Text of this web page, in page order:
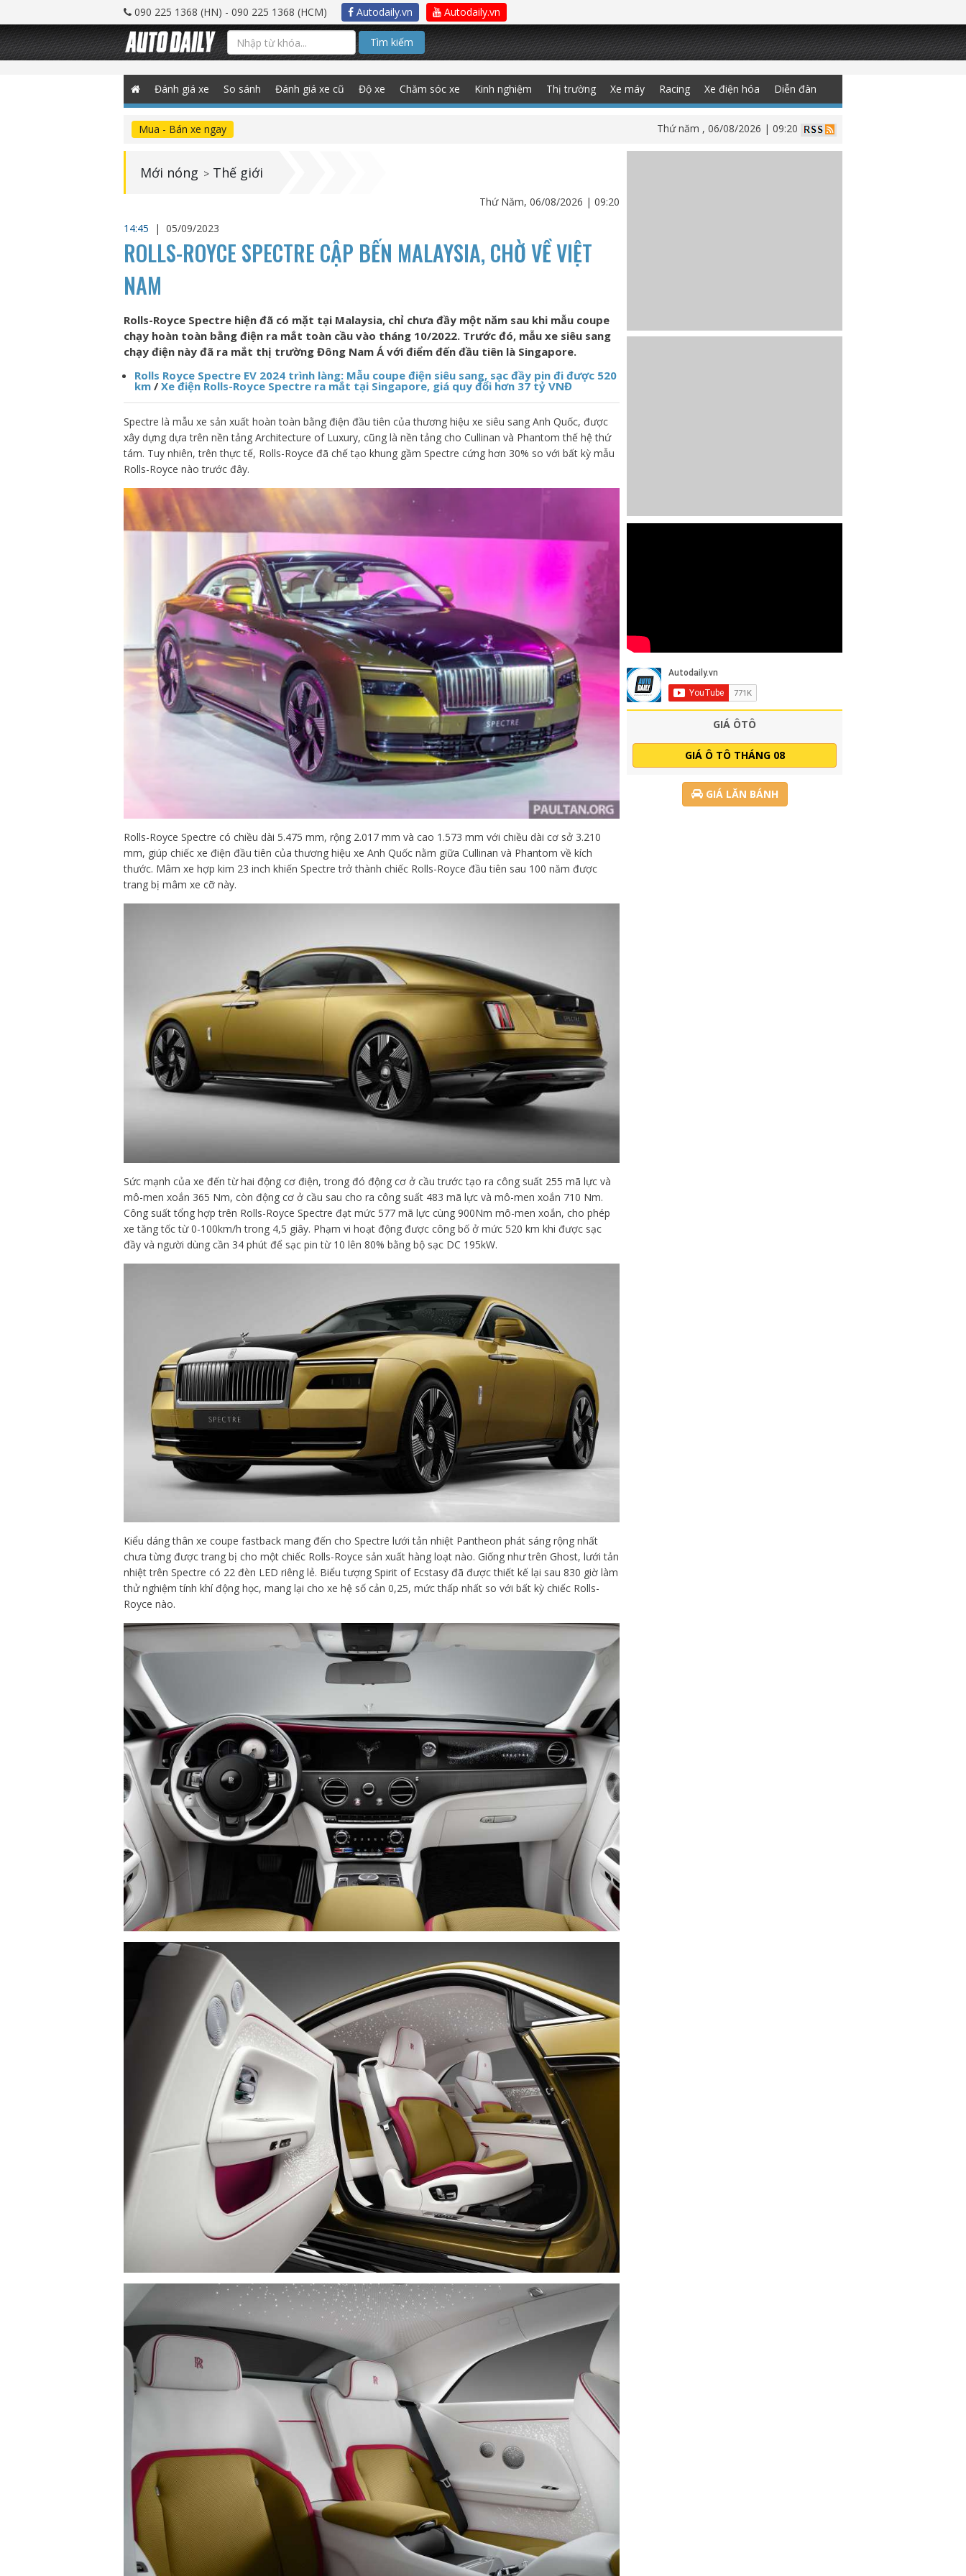
090 225 1368 (HN) - 090 225 1368 (HCM) Autodaily.vn Autodaily.vn
Tìm kiếm
Đánh giá xe So sánh Đánh giá xe cũ Độ xe Chăm sóc xe Kinh nghiệm Thị trường Xe máy Racing Xe điện hóa Diễn đàn
Mua - Bán xe ngay Thứ năm , 06/08/2026 | 09:20
Mới nóng > Thế giới
Thứ Năm, 06/08/2026 | 09:20
14:45
| 05/09/2023
ROLLS-ROYCE SPECTRE CẬP BẾN MALAYSIA, CHỜ VỀ VIỆT
NAM
Rolls-Royce Spectre hiện đã có mặt tại Malaysia, chỉ chưa đầy một năm sau khi mẫu coupe
chạy hoàn toàn bằng điện ra mắt toàn cầu vào tháng 10/2022. Trước đó, mẫu xe siêu sang
chạy điện này đã ra mắt thị trường Đông Nam Á với điểm đến đầu tiên là Singapore.
Rolls Royce Spectre EV 2024 trình làng: Mẫu coupe điện siêu sang, sạc đầy pin đi được 520
km / Xe điện Rolls-Royce Spectre ra mắt tại Singapore, giá quy đổi hơn 37 tỷ VNĐ
Spectre là mẫu xe sản xuất hoàn toàn bằng điện đầu tiên của thương hiệu xe siêu sang Anh Quốc, được
xây dựng dựa trên nền tảng Architecture of Luxury, cũng là nền tảng cho Cullinan và Phantom thế hệ thứ
tám. Tuy nhiên, trên thực tế, Rolls-Royce đã chế tạo khung gầm Spectre cứng hơn 30% so với bất kỳ mẫu
Rolls-Royce nào trước đây.
Rolls-Royce Spectre có chiều dài 5.475 mm, rộng 2.017 mm và cao 1.573 mm với chiều dài cơ sở 3.210
mm, giúp chiếc xe điện đầu tiên của thương hiệu xe Anh Quốc nằm giữa Cullinan và Phantom về kích
thước. Mâm xe hợp kim 23 inch khiến Spectre trở thành chiếc Rolls-Royce đầu tiên sau 100 năm được
trang bị mâm xe cỡ này.
Sức mạnh của xe đến từ hai động cơ điện, trong đó động cơ ở cầu trước tạo ra công suất 255 mã lực và
mô-men xoắn 365 Nm, còn động cơ ở cầu sau cho ra công suất 483 mã lực và mô-men xoắn 710 Nm.
Công suất tổng hợp trên Rolls-Royce Spectre đạt mức 577 mã lực cùng 900Nm mô-men xoắn, cho phép
xe tăng tốc từ 0-100km/h trong 4,5 giây. Phạm vi hoạt động được công bố ở mức 520 km khi được sạc
đầy và người dùng cần 34 phút để sạc pin từ 10 lên 80% bằng bộ sạc DC 195kW.
Kiểu dáng thân xe coupe fastback mang đến cho Spectre lưới tản nhiệt Pantheon phát sáng rộng nhất
chưa từng được trang bị cho một chiếc Rolls-Royce sản xuất hàng loạt nào. Giống như trên Ghost, lưới tản
nhiệt trên Spectre có 22 đèn LED riêng lẻ. Biểu tượng Spirit of Ecstasy đã được thiết kế lại sau 830 giờ làm
thử nghiệm tính khí động học, mang lại cho xe hệ số cản 0,25, mức thấp nhất so với bất kỳ chiếc Rolls-
Royce nào.
GIÁ ÔTÔ
GIÁ Ô TÔ THÁNG 08
GIÁ LĂN BÁNH